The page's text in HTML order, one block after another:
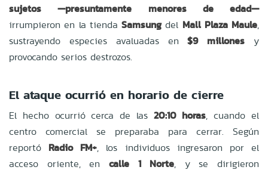
sujetos —presuntamente menores de edad—
irrumpieron en la tienda Samsungdel Mall Plaza Maule,
sustrayendo especies avaluadas en$9 millones y
provocando serios destrozos.
El ataque ocurrió en horario de cierre
El hecho ocurrió cerca de las 20:10 horas, cuando el
centro comercial se preparaba para cerrar. Según
reportó Radio FM+, los individuos ingresaron por el
acceso oriente, en calle 1 Norte, y se dirigieron